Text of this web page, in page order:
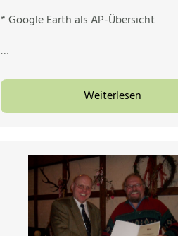
* Google Earth als AP-Übersicht
…
Weiterlesen